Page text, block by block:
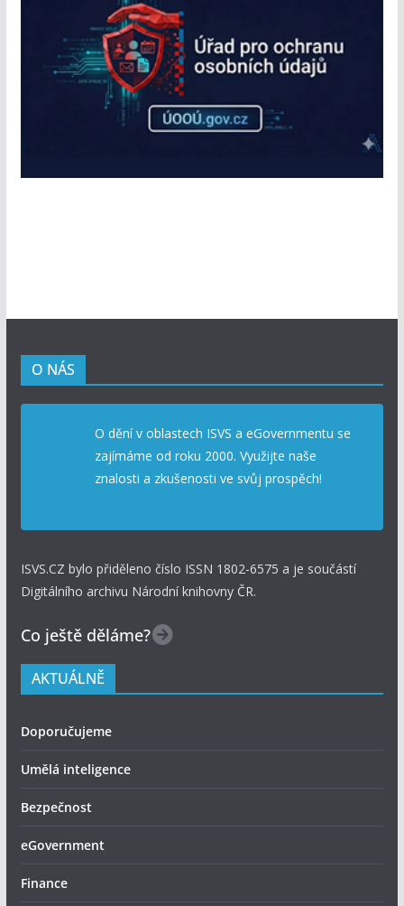
O NÁS
O dění v oblastech ISVS a eGovernmentu se
zajímáme od roku 2000. Využijte naše
znalosti a zkušenosti ve svůj prospěch!
ISVS.CZ bylo přiděleno číslo ISSN 1802-6575 a je součástí
Digitálního archivu Národní knihovny ČR.
Co ještě děláme?
AKTUÁLNĚ
Doporučujeme
Umělá inteligence
Bezpečnost
eGovernment
Finance